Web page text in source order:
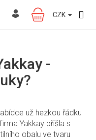
NÁKUPNÍ
KOŠÍK
CZK
-
už hezkou řádku
Yakkay přišla s
obalu ve tvaru